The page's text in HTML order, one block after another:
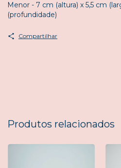
Menor - 7 cm (altura) x 5,5 cm
(profundidade)
Compartilhar
Produtos relacionados